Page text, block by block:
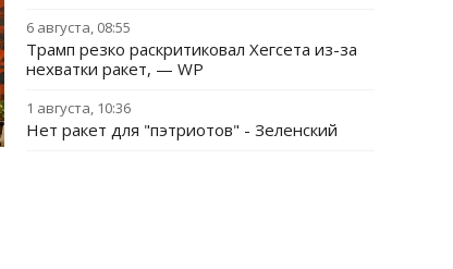
6 августа, 08:55
Трамп резко раскритиковал Хегсета из-за
нехватки ракет, — WP
1 августа, 10:36
Нет ракет для "пэтриотов" - Зеленский